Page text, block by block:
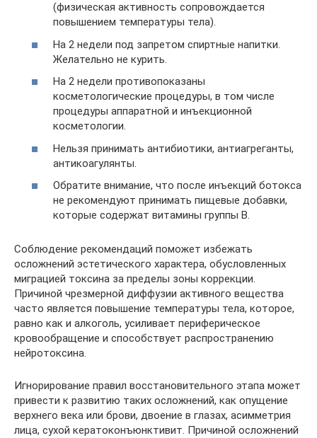
(физическая активность сопровождается
повышением температуры тела).
На 2 недели под запретом спиртные напитки.
Желательно не курить.
На 2 недели противопоказаны
косметологические процедуры, в том числе
процедуры аппаратной и инъекционной
косметологии.
Нельзя принимать антибиотики, антиагреганты,
антикоагулянты.
Обратите внимание, что после инъекций ботокса
не рекомендуют принимать пищевые добавки,
которые содержат витамины группы В.
Соблюдение рекомендаций поможет избежать
осложнений эстетического характера, обусловленных
миграцией токсина за пределы зоны коррекции.
Причиной чрезмерной диффузии активного вещества
часто является повышение температуры тела, которое,
равно как и алкоголь, усиливает периферическое
кровообращение и способствует распространению
нейротоксина.
Игнорирование правил восстановительного этапа может
привести к развитию таких осложнений, как опущение
верхнего века или брови, двоение в глазах, асимметрия
лица, сухой кератоконъюнктивит. Причиной осложнений